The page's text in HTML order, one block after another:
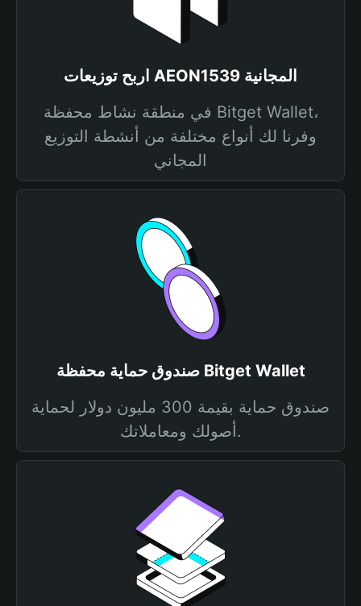
اربح توزيعات AEON1539 المجانية
في منطقة نشاط محفظة Bitget Wallet،
وفرنا لك أنواع مختلفة من أنشطة التوزيع
المجاني
صندوق حماية محفظة Bitget Wallet
صندوق حماية بقيمة 300 مليون دولار لحماية
أصولك ومعاملاتك.